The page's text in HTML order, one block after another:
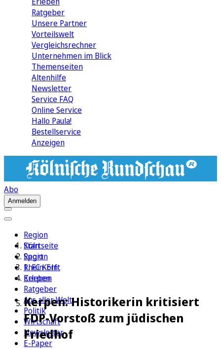
Ratgeber
Unsere Partner
Vorteilswelt
Vergleichsrechner
Unternehmen im Blick
Themenseiten
Altenhilfe
Newsletter
Service FAQ
Online Service
Hallo Paula!
Bestellservice
Anzeigen
Abo
Anmelden
Region
Köln
Sport
1. FC Köln
Erleben
Ratgeber
Aus aller Welt
Politik
Wirtschaft
Newsletter
E-Paper
Startseite
Region
Rhein-Erft
Kerpen
Kerpen: Historikerin kritisiert
FDP-Vorstoß zum jüdischen
Friedhof